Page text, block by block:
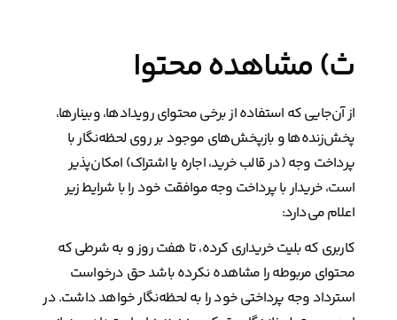
ث) مشاهده محتوا
از آن‌جایی که استفاده از برخی محتوای رویدادها، وبینارها،
پخش‌زنده‌ها و بازپخش‌های موجود بر روی لحظه‌نگار با
پرداخت وجه (در قالب خرید، اجاره یا اشتراک) امکان‌پذیر
است، خریدار با پرداخت وجه موافقت خود را با شرایط زیر
اعلام می‌دارد:
کاربری که بلیت خریداری کرده، تا هفت روز و به شرطی که
محتوای مربوطه را مشاهده نکرده باشد حق درخواست
استرداد وجه پرداختی خود را به لحظه‌نگار خواهد داشت. در